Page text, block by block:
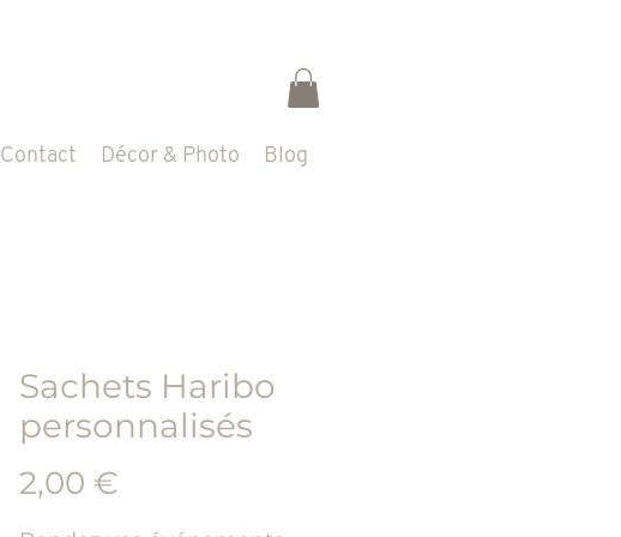
Contact Décor & Photo Blog
Sachets Haribo
personnalisés
2,00 €